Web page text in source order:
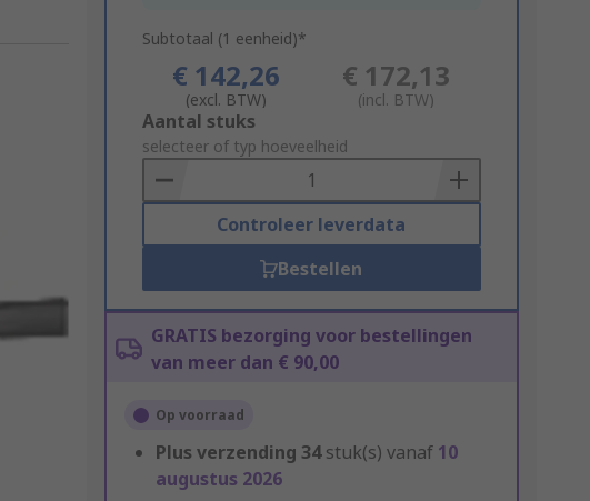
Subtotaal (1 eenheid)*
€ 142,26
(excl. BTW)
€ 172,13
(incl. BTW)
Add
to
Basket
Aantal stuks
selecteer of typ hoeveelheid
Controleer leverdata
Bestellen
GRATIS bezorging voor bestellingen
van meer dan € 90,00
Op voorraad
Plus verzending 34stuk(s) vanaf 10
augustus 2026